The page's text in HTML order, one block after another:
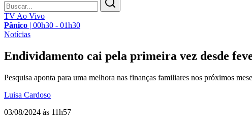
TV Ao Vivo
Pânico | 00h30 - 01h30
Notícias
Endividamento cai pela primeira vez desde
Pesquisa aponta para uma melhora nas finanças familiares nos próximos
Luisa Cardoso
03/08/2024 às 11h57